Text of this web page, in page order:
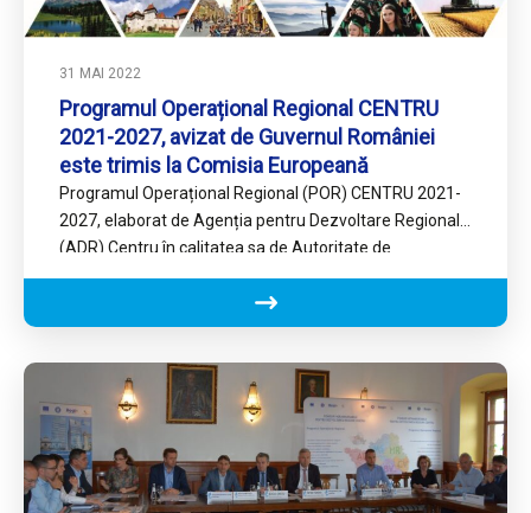
31 MAI 2022
Programul Operațional Regional CENTRU
2021-2027, avizat de Guvernul României
este trimis la Comisia Europeană
Programul Operațional Regional (POR) CENTRU 2021-
2027, elaborat de Agenția pentru Dezvoltare Regională
(ADR) Centru în calitatea sa de Autoritate de
Management pentru acest Program, a…